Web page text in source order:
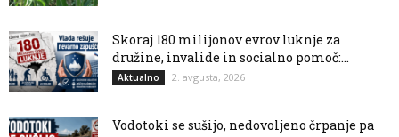
Skoraj 180 milijonov evrov luknje za
družine, invalide in socialno pomoč:...
Aktualno 2. avgusta, 2026
Vodotoki se sušijo, nedovoljeno črpanje pa